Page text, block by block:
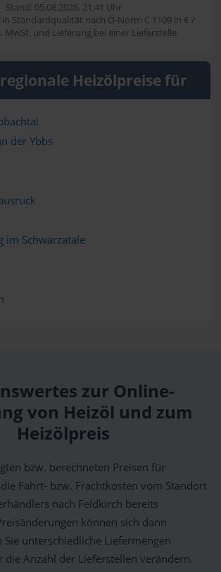
Stand: 05.08.2026, 21:41 Uhr
in Standardqualität nach Ö-Norm C 1109 in € /
MwSt. und Lieferung bei einer Lieferstelle.
Heizölpreise für
der Ybbs
im Schwarzatale
zur Online-
von Heizöl und zum
Heizölpreis
bzw. berechneten Preisen für
Fahrt- bzw. Frachtkosten vom Standort
nach Feldkirch bereits
können sich dann
Sie unterschiedliche Liefermengen
die Anzahl der Lieferstellen verändern.